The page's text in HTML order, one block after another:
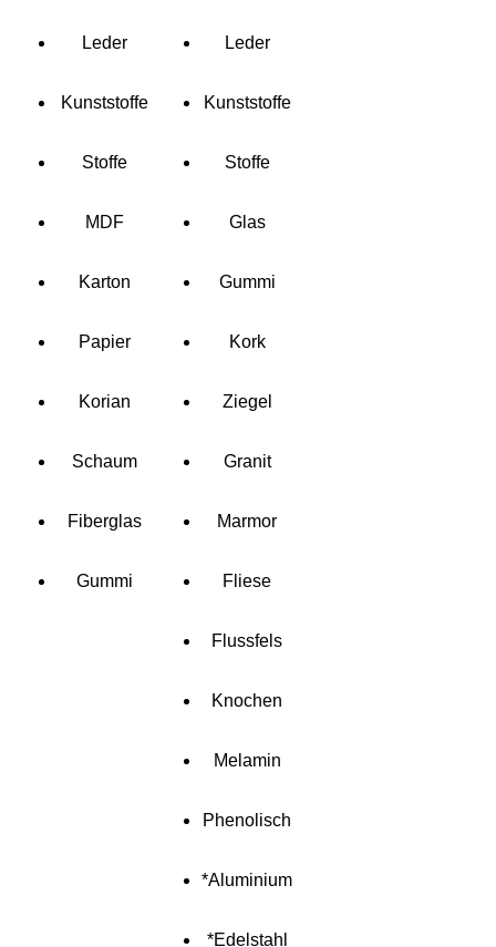
Leder Leder
Kunststoffe Kunststoffe
Stoffe Stoffe
MDF Glas
Karton Gummi
Papier Kork
Korian Ziegel
Schaum Granit
Fiberglas Marmor
Gummi Fliese
Flussfels
Knochen
Melamin
Phenolisch
*Aluminium
*Edelstahl